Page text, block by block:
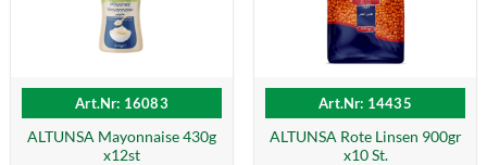
Art.Nr: 16083
ALTUNSA Mayonnaise 430g
x12st
Art.Nr: 14435
ALTUNSA Rote Linsen 900gr
x10 St.